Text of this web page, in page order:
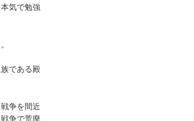
気で勉強
である殿
争を間近
争で荒廃